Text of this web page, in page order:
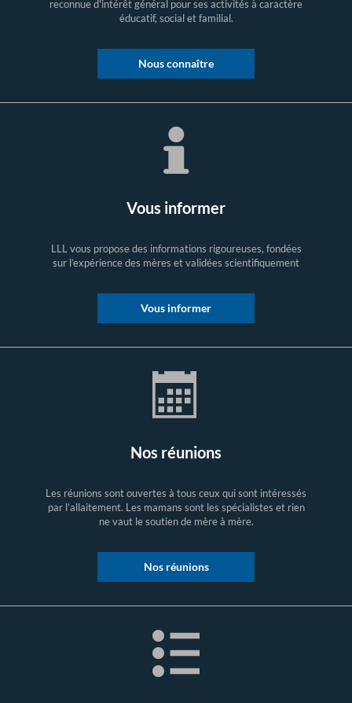
reconnue d'intérêt général pour ses activités à caractère
éducatif, social et familial.
Nous connaître
Vous informer
LLL vous propose des informations rigoureuses, fondées
sur l’expérience des mères et validées scientifiquement
Vous informer
Nos réunions
Les réunions sont ouvertes à tous ceux qui sont intéressés
par l’allaitement. Les mamans sont les spécialistes et rien
ne vaut le soutien de mère à mère.
Nos réunions